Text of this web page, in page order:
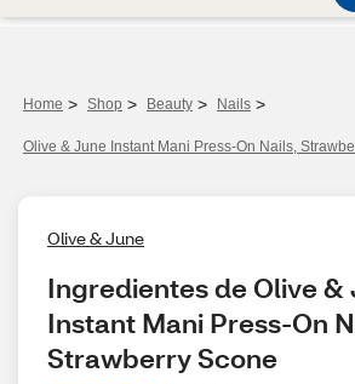
Home > Shop > Beauty > Nails >
Olive & June Instant Mani Press-On Nails,
Olive & June
Ingredientes de Olive &
Instant Mani Press-On
Strawberry Scone